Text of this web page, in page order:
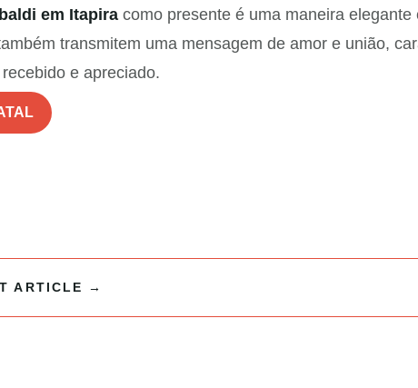
em Itapira como presente é uma maneira
transmitem uma mensagem de amor e união,
e apreciado.
ARTICLE →